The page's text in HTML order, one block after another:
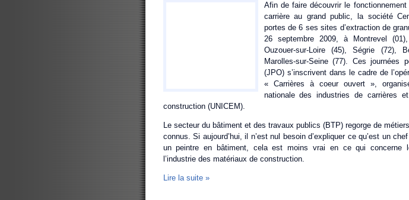
Afin de faire découvrir le fonctionnement
carrière au grand public, la société
portes de 6 ses sites d’extraction de
26 septembre 2009, à Montrevel
Ouzouer-sur-Loire (45), Ségrie (72),
Marolles-sur-Seine (77). Ces journées
(JPO) s’inscrivent dans le cadre de
« Carrières à coeur ouvert »,
nationale des industries de carrières
construction (UNICEM).
Le secteur du bâtiment et des travaux publics (BTP) regorge de
connus. Si aujourd’hui, il n’est nul besoin d’expliquer ce qu’est un
un peintre en bâtiment, cela est moins vrai en ce qui concerne
l’industrie des matériaux de construction.
Lire la suite »